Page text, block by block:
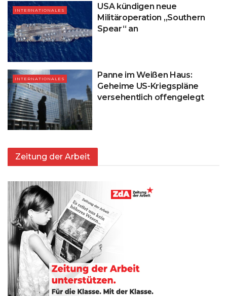
INTERNATIONALES
USA kündigen neue
Militäroperation „Southern
Spear“ an
INTERNATIONALES
Panne im Weißen Haus:
Geheime US-Kriegspläne
versehentlich offengelegt
Zeitung der Arbeit